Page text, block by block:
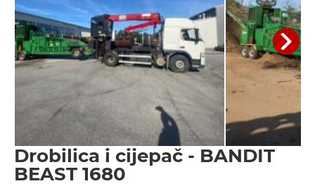
Drobilica i cijepač - BANDIT
BEAST 1680